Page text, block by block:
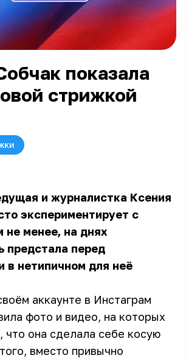
показала
стрижкой
и журналистка Ксения
экспериментирует с
менее, на днях
предстала перед
в нетипичном для неё
аккаунте в Инстаграм
фото и видео, на которых
что она сделала себе косую
вместо привычно